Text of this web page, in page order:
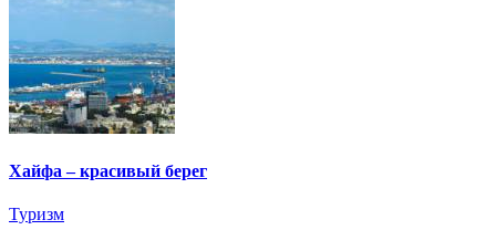
Хайфа – красивый берег
Туризм